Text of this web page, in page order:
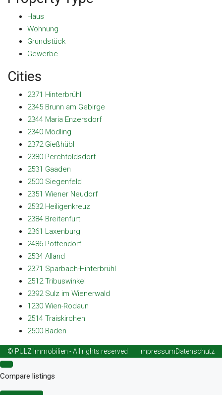
Haus
Wohnung
Grundstück
Gewerbe
Cities
2371 Hinterbrühl
2345 Brunn am Gebirge
2344 Maria Enzersdorf
2340 Mödling
2372 Gießhübl
2380 Perchtoldsdorf
2531 Gaaden
2500 Siegenfeld
2351 Wiener Neudorf
2532 Heiligenkreuz
2384 Breitenfurt
2361 Laxenburg
2486 Pottendorf
2534 Alland
2371 Sparbach-Hinterbrühl
2512 Tribuswinkel
2392 Sulz im Wienerwald
1230 Wien-Rodaun
2514 Traiskirchen
2500 Baden
© PULZ Immobilien - All rights reserved ImpressumDatenschutz
Compare listings